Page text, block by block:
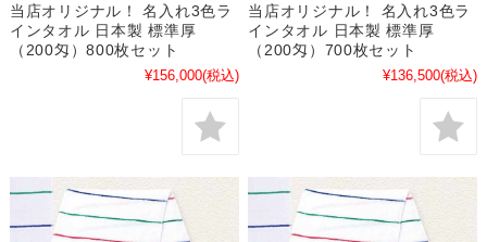
当店オリジナル！ 名入れ3色ラ
インタオル 日本製 標準厚
（200匁）800枚セット
¥156,000(税込)
当店オリジナル！ 名入れ3色ラ
インタオル 日本製 標準厚
（200匁）700枚セット
¥136,500(税込)